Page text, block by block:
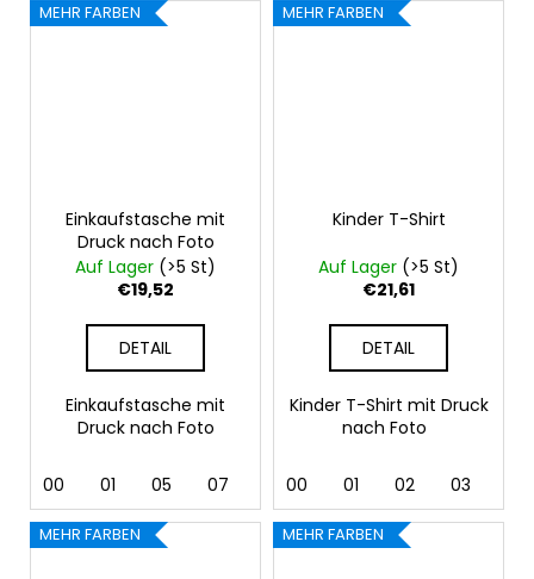
MEHR FARBEN
Einkaufstasche mit
Druck nach Foto
Auf Lager (>5 St)
€19,52
DETAIL
Einkaufstasche mit
Druck nach Foto
00 01 05 07 10 natural
MEHR FARBEN
Kinder T-Shirt
Auf Lager (>5 St)
€21,61
DETAIL
Kinder T-Shirt mit Druck
nach Foto
00 01 02 03
MEHR FARBEN MEHR FARBEN